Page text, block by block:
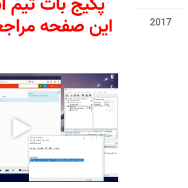
2017 این صفحه